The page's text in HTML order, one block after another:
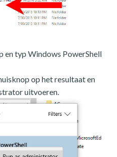
en typ Windows PowerShell
op het resultaat en
uitvoeren.